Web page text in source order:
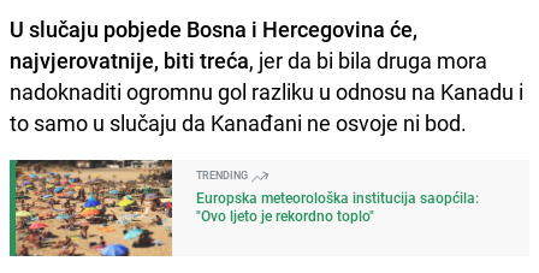
U slučaju pobjede Bosna i Hercegovina će,
najvjerovatnije, biti treća, jer da bi bila druga mora
nadoknaditi ogromnu gol razliku u odnosu na Kanadu i
to samo u slučaju da Kanađani ne osvoje ni bod.
TRENDING
Europska meteorološka institucija saopćila:
"Ovo ljeto je rekordno toplo"